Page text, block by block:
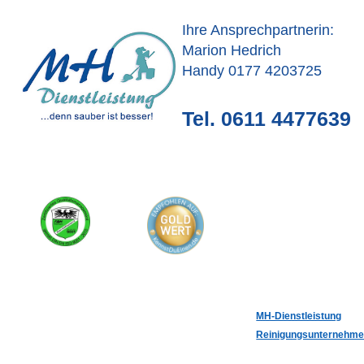
Ihre Ansprechpartnerin:
Marion Hedrich
Handy 0177 4203725
Tel. 0611 4477639
MH-Dienstleistung